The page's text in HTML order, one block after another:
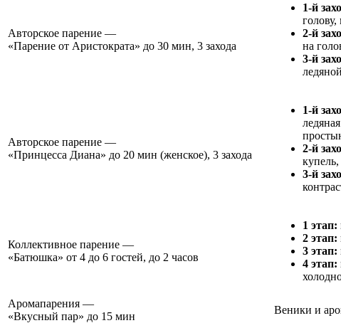
Авторское парение —
«Парение от Аристократа» до 30 мин, 3 захода
1-й
2-й
на
3-й
Авторское парение —
«Принцесса Диана» до 20 мин (женское), 3 захода
1-й
2-й
3-й
Коллективное парение —
«Батюшка» от 4 до 6 гостей, до 2 часов
1 этап:
2 этап:
3 этап:
4 этап:
Аромапарения —
«Вкусный пар» до 15 мин
Веники и